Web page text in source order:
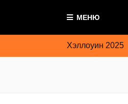
МЕНЮ
Хэллоуин 2025